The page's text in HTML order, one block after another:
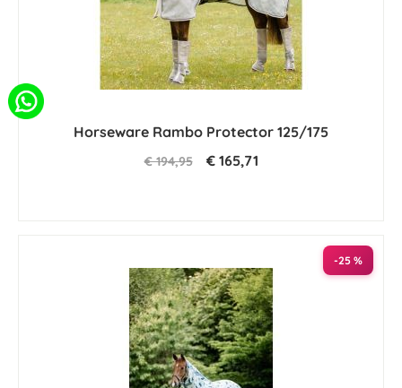
Horseware Rambo Protector 125/175
€ 194,95 € 165,71
-25 %